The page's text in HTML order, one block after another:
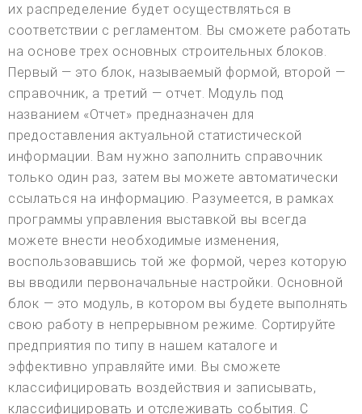
их распределение будет осуществляться в
соответствии с регламентом. Вы сможете работать
на основе трех основных строительных блоков.
Первый — это блок, называемый формой, второй —
справочник, а третий — отчет. Модуль под
названием «Отчет» предназначен для
предоставления актуальной статистической
информации. Вам нужно заполнить справочник
только один раз, затем вы можете автоматически
ссылаться на информацию. Разумеется, в рамках
программы управления выставкой вы всегда
можете внести необходимые изменения,
воспользовавшись той же формой, через которую
вы вводили первоначальные настройки. Основной
блок — это модуль, в котором вы будете выполнять
свою работу в непрерывном режиме. Сортируйте
предприятия по типу в нашем каталоге и
эффективно управляйте ими. Вы сможете
классифицировать воздействия и записывать,
классифицировать и отслеживать события. С